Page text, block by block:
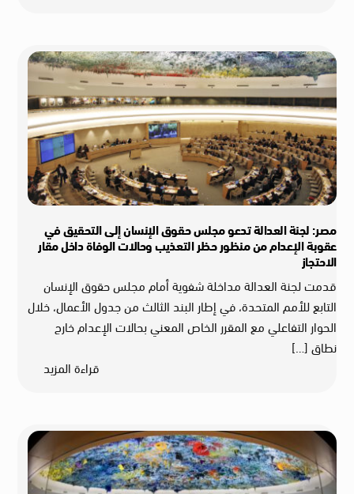
مصر: لجنة العدالة تدعو مجلس حقوق الإنسان إلى التحقيق في
عقوبة الإعدام من منظور حظر التعذيب وحالات الوفاة داخل مقار
الاحتجاز
قدمت لجنة العدالة مداخلة شفوية أمام مجلس حقوق الإنسان
التابع للأمم المتحدة، في إطار البند الثالث من جدول الأعمال، خلال
الحوار التفاعلي مع المقرر الخاص المعني بحالات الإعدام خارج
نطاق […]
قراءة المزيد